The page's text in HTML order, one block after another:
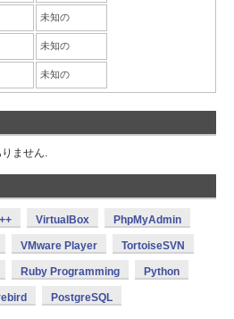
未知の
未知の
未知の
ません.
VirtualBox PhpMyAdmin
VMware Player TortoiseSVN
Ruby Programming Python
PostgreSQL